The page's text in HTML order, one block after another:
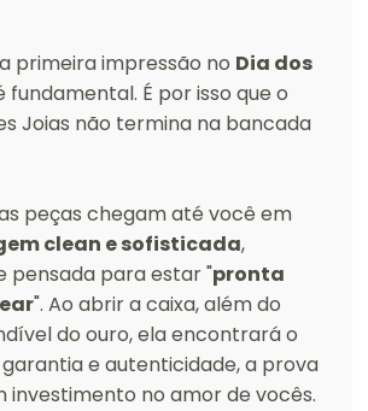
primeira impressão no Dia dos
fundamental. É por isso que o
Joias não termina na bancada
peças chegam até você em
clean e sofisticada,
pensada para estar "pronta
". Ao abrir a caixa, além do
do ouro, ela encontrará o
e autenticidade, a prova
investimento no amor de vocês.